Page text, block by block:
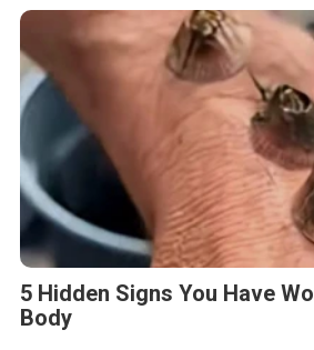
5 Hidden Signs You Have
Body